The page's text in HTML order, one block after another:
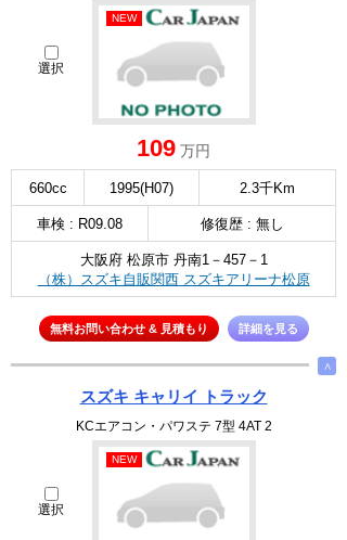
選択
NEW
109 万円
660cc 1995(H07) 2.3千Km
車検 : R09.08 修復歴 : 無し
大阪府 松原市 丹南1－457－1
（株）スズキ自販関西 スズキアリーナ松原
無料お問い合わせ & 見積もり 詳細を見る
∧
スズキ キャリイ トラック
KCエアコン・パワステ 7型 4AT 2
選択
NEW